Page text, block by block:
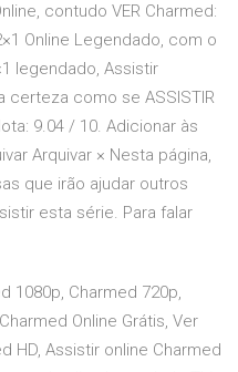
contudo VER Charmed:
Online Legendado, com o
legendado, Assistir
certeza como se ASSISTIR
9.04 / 10. Adicionar às
Arquivar × Nesta página,
que irão ajudar outros
esta série. Para falar
1080p, Charmed 720p,
Online Grátis, Ver
HD, Assistir online Charmed